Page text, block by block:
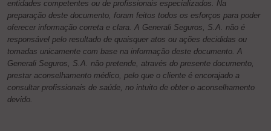
entidades competentes ou de profissionais especializados. Na
preparação deste documento, foram feitos todos os esforços para poder
oferecer informação correta e clara. A Generali Seguros, S.A. não é
responsável pelo resultado de quaisquer atos ou ações decididas ou
tomadas unicamente com base na informação deste documento. A
Generali Seguros, S.A. não pretende, através do presente documento,
prestar aconselhamento médico, pelo que o cliente é encorajado a
consultar profissionais de saúde, no intuito de obter o aconselhamento
devido.